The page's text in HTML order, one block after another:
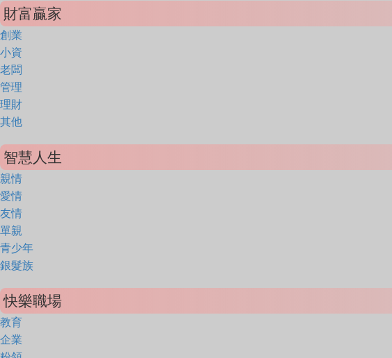
財富贏家
創業
小資
老闆
管理
理財
其他
智慧人生
親情
愛情
友情
單親
青少年
銀髮族
快樂職場
教育
企業